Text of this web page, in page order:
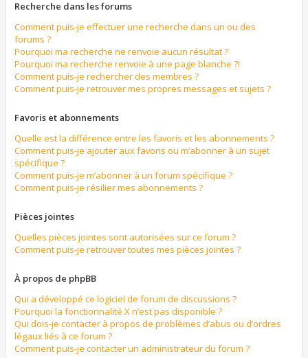
Recherche dans les forums
Comment puis-je effectuer une recherche dans un ou des
forums ?
Pourquoi ma recherche ne renvoie aucun résultat ?
Pourquoi ma recherche renvoie à une page blanche ?!
Comment puis-je rechercher des membres ?
Comment puis-je retrouver mes propres messages et sujets ?
Favoris et abonnements
Quelle est la différence entre les favoris et les abonnements ?
Comment puis-je ajouter aux favoris ou m’abonner à un sujet
spécifique ?
Comment puis-je m’abonner à un forum spécifique ?
Comment puis-je résilier mes abonnements ?
Pièces jointes
Quelles pièces jointes sont autorisées sur ce forum ?
Comment puis-je retrouver toutes mes pièces jointes ?
À propos de phpBB
Qui a développé ce logiciel de forum de discussions ?
Pourquoi la fonctionnalité X n’est pas disponible ?
Qui dois-je contacter à propos de problèmes d’abus ou d’ordres
légaux liés à ce forum ?
Comment puis-je contacter un administrateur du forum ?